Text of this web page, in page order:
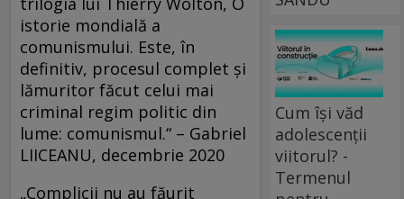
istorie mondială a
comunismului. Este, în
definitiv, procesul complet și
lămuritor făcut celui mai
criminal regim politic din
lume: comunismul.“ – Gabriel
LIICEANU, decembrie 2020
„Complicii nu au făurit
Cum își văd
adolescenții
viitorul? -
Termenul